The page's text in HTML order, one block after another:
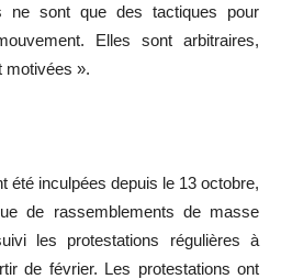
ne sont que des tactiques pour
Elles sont arbitraires,
motivées ».
été inculpées depuis le 13 octobre,
de rassemblements de masse
les protestations régulières à
de février. Les protestations ont